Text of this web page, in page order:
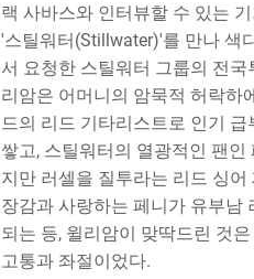
랙 사바스와 인터뷰할 수 있는
'스틸워터(Stillwater)'를 만나 색
서 요청한 스틸워터 그룹의 전
리암은 어머니의 암묵적 허락하
드의 리드 기타리스트로 인기
쌓고, 스틸워터의 열광적인 팬
지만 러셀을 질투라는 리드 싱
장감과 사랑하는 페니가 유부남
되는 등, 윌리암이 맞딱드린 것
고통과 좌절이었다.